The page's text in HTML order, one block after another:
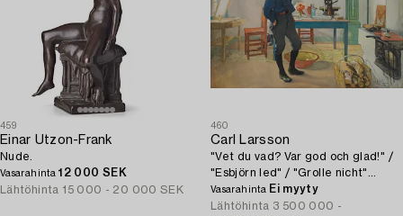
459
Einar Utzon-Frank
Nude.
Vasarahinta12 000 SEK
Lähtöhinta 15 000 - 20 000 SEK
460
Carl Larsson
"Vet du vad? Var god och glad!" /
"Esbjörn led" / "Grolle nicht"
(Esbjörn sulking).
Vasarahinta Ei myyty
Lähtöhinta 3 500 000 -